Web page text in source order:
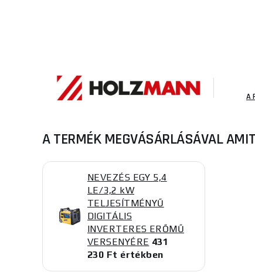
A
A TERMÉK MEGVÁSÁRLÁSÁVAL
NEVEZÉS EGY 5,4
LE/3,2 kW
TELJESÍTMÉNYŰ
DIGITÁLIS
INVERTERES ERŐMŰ
VERSENYÉRE 431
230 Ft értékben